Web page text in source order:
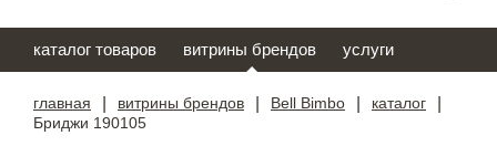
каталог товаров витрины брендов услуги
главная витрины брендов Bell Bimbo каталог
Бриджи 190105